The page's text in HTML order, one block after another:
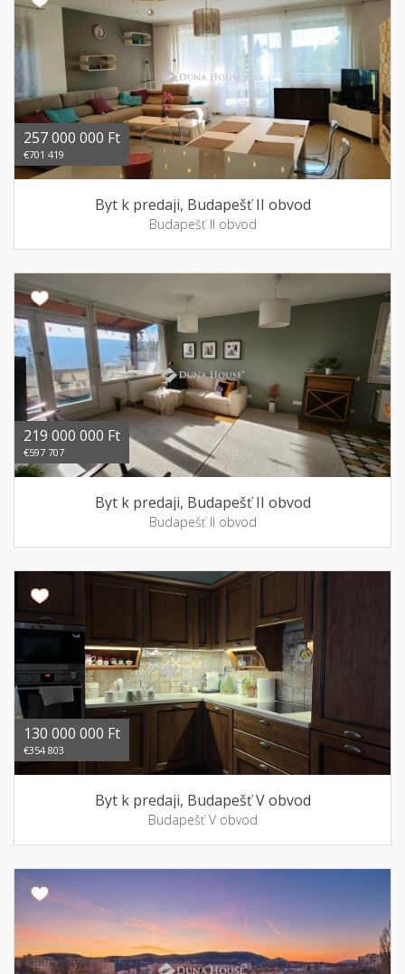
257 000 000 Ft
€701 419
Byt k predaji, Budapešť II obvod
Budapešť II obvod
219 000 000 Ft
€597 707
Byt k predaji, Budapešť II obvod
Budapešť II obvod
130 000 000 Ft
€354 803
Byt k predaji, Budapešť V obvod
Budapešť V obvod